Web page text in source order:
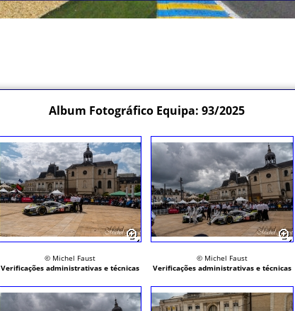
Album Fotográfico Equipa: 93/2025
© Michel Faust
Verificações administrativas e técnicas
© Michel Faust
Verificações administrativas e técnicas